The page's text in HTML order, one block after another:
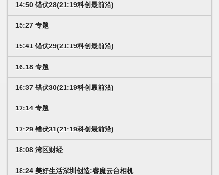
14:50 错伏28(21:19科创最前沿)
15:27 专题
15:41 错伏29(21:19科创最前沿)
16:18 专题
16:37 错伏30(21:19科创最前沿)
17:14 专题
17:29 错伏31(21:19科创最前沿)
18:08 湾区财经
18:24 美好生活深圳创造:睿魔云台相机